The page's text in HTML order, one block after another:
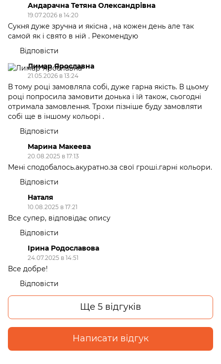
Андарачна Тетяна Олександрівна
19.07.2026 в 14:20
Сукня дуже зручна и якісна , на кожен день але так
самой як і свято в ній . Рекомендую
Відповісти
Лимар Ярославна
21.05.2026 в 13:24
В тому році замовляла собі, дуже гарна якість. В цьому
році попросила замовити донька і їй також, сьогодні
отримала замовлення. Трохи пізніше буду замовляти
собі ще в іншому кольорі .
Відповісти
Марина Макеева
20.08.2025 в 17:13
Мені сподобалось.акуратно.за свої гроші.гарні кольори.
Відповісти
Наталя
10.08.2025 в 17:21
Все супер, відповідає опису
Відповісти
Ірина Родославова
24.07.2025 в 14:51
Все добре!
Відповісти
Ще 5 відгуків
Написати відгук